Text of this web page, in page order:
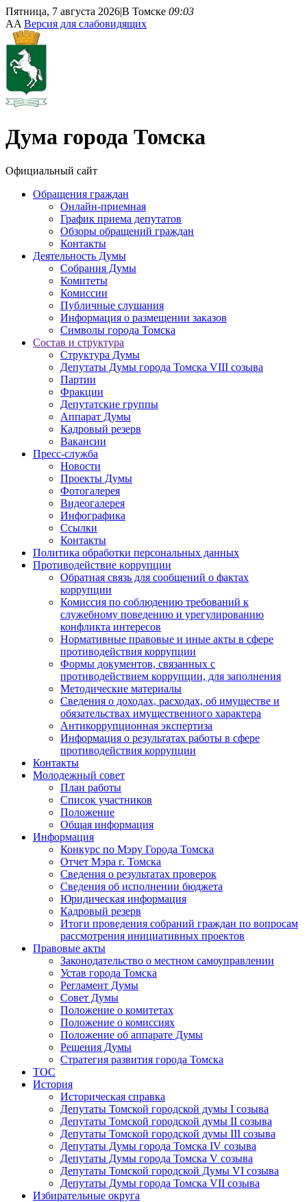
Пятница, 7 августа 2026|В Томске 09:03
AA Версия для слабовидящих
Дума города Томска
Официальный сайт
Обращения граждан
Онлайн-приемная
График приема депутатов
Обзоры обращений граждан
Контакты
Деятельность Думы
Собрания Думы
Комитеты
Комиссии
Публичные слушания
Информация о размещении заказов
Символы города Томска
Состав и структура
Структура Думы
Депутаты Думы города Томска VIII созыва
Партии
Фракции
Депутатские группы
Аппарат Думы
Кадровый резерв
Вакансии
Пресс-служба
Новости
Проекты Думы
Фотогалерея
Видеогалерея
Инфографика
Ссылки
Контакты
Политика обработки персональных данных
Прoтивoдeйствие кoрpупции
Обратная связь для сообщений о фактах
коррупции
Комиссия по соблюдению требований к
служебному поведению и урегулированию
конфликта интересов
Нормативные правовые и иные акты в сфере
противодействия коррупции
Формы документов, связанных с
противодействием коррупции, для заполнения
Методические материалы
Сведения о доходах, расходах, об имуществе и
обязательствах имущественного характера
Антикоррупционная экспертиза
Информация о результатах работы в сфере
противодействия коррупции
Контакты
Молодежный совет
План работы
Список участников
Положение
Общая информация
Информация
Конкурс по Мэру Города Томска
Отчет Мэра г. Томска
Сведения о результатах проверок
Сведения об исполнении бюджета
Юридическая информация
Кадровый резерв
Итоги проведения собраний граждан по вопросам
рассмотрения инициативных проектов
Правовые акты
Законодательство о местном самоуправлении
Устав города Томска
Регламент Думы
Совет Думы
Положение о комитетах
Положение о комиссиях
Положение об аппарате Думы
Решения Думы
Стратегия развития города Томска
ТОС
История
Историческая справка
Депутаты Томской городской думы I созыва
Депутаты Томской городской думы II созыва
Депутаты Томской городской думы III созыва
Депутаты Думы города Томска IV созыва
Депутаты Думы города Томска V созыва
Депутаты Томской городской Думы VI созыва
Депутаты Думы города Томска VII созыва
Избирательные округа